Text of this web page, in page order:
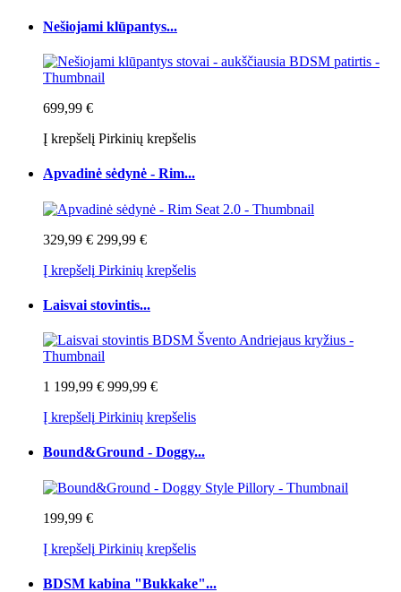
Nešiojami klūpantys...
699,99 €
Į krepšelį Pirkinių krepšelis
Apvadinė sėdynė - Rim...
329,99 € 299,99 €
Į krepšelį Pirkinių krepšelis
Laisvai stovintis...
1 199,99 € 999,99 €
Į krepšelį Pirkinių krepšelis
Bound&Ground - Doggy...
199,99 €
Į krepšelį Pirkinių krepšelis
BDSM kabina "Bukkake"...